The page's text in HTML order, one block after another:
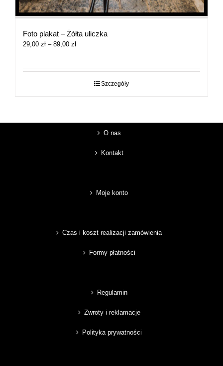
Foto plakat – Żółta uliczka
29,00 zł – 89,00 złZakres
29,00 zł
Szczegóły
O nas
Kontakt
Moje konto
Czas i koszt realizacji zamówienia
Formy płatności
Regulamin
Zwroty i reklamacje
Polityka prywatności